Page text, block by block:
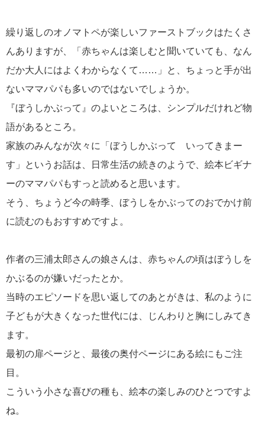
繰り返しのオノマトペが楽しいファーストブックはたくさ
んありますが、「赤ちゃんは楽しむと聞いていても、なん
だか大人にはよくわからなくて……」と、ちょっと手が出
ないママパパも多いのではないでしょうか。
『ぼうしかぶって』のよいところは、シンプルだけれど物
語があるところ。
家族のみんなが次々に「ぼうしかぶって いってきまー
す」というお話は、日常生活の続きのようで、絵本ビギナ
ーのママパパもすっと読めると思います。
そう、ちょうど今の時季、ぼうしをかぶってのおでかけ前
に読むのもおすすめですよ。
作者の三浦太郎さんの娘さんは、赤ちゃんの頃はぼうしを
かぶるのが嫌いだったとか。
当時のエピソードを思い返してのあとがきは、私のように
子どもが大きくなった世代には、じんわりと胸にしみてき
ます。
最初の扉ページと、最後の奥付ページにある絵にもご注
目。
こういう小さな喜びの種も、絵本の楽しみのひとつですよ
ね。